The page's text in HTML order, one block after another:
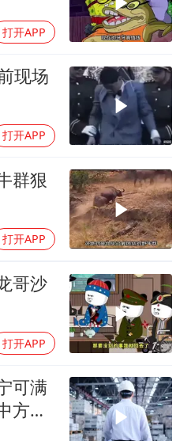
开新局 实干挑大梁
打开APP
现场
打开APP
群狠
打开APP
哥沙
打开APP
可满
方供